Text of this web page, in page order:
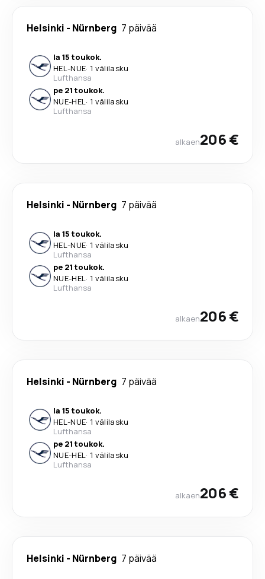
Helsinki - Nürnberg 7 päivää
la 15 toukok.
HEL-NUE· 1 välilasku
Lufthansa
pe 21 toukok.
NUE-HEL· 1 välilasku
Lufthansa
alkaen206 €
Helsinki - Nürnberg 7 päivää
la 15 toukok.
HEL-NUE· 1 välilasku
Lufthansa
pe 21 toukok.
NUE-HEL· 1 välilasku
Lufthansa
alkaen206 €
Helsinki - Nürnberg 7 päivää
la 15 toukok.
HEL-NUE· 1 välilasku
Lufthansa
pe 21 toukok.
NUE-HEL· 1 välilasku
Lufthansa
alkaen206 €
Helsinki - Nürnberg 7 päivää